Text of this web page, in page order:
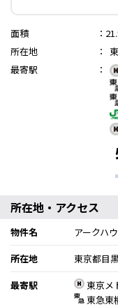
面積 ：
所在地
：
最寄駅
：
所在地・アクセス
物件名
アークハ
所在地
東京都目
最寄駅
東京
東急